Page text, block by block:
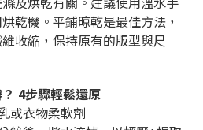
乾機。平鋪晾乾是最佳方法，
收縮，保持原有的版型與尺
4步驟輕鬆還原
或衣物柔軟劑